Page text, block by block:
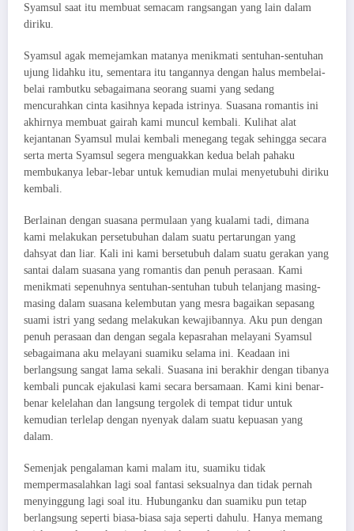
Syamsul saat itu membuat semacam rangsangan yang lain dalam
diriku.
Syamsul agak memejamkan matanya menikmati sentuhan-sentuhan
ujung lidahku itu, sementara itu tangannya dengan halus membelai-
belai rambutku sebagaimana seorang suami yang sedang
mencurahkan cinta kasihnya kepada istrinya. Suasana romantis ini
akhirnya membuat gairah kami muncul kembali. Kulihat alat
kejantanan Syamsul mulai kembali menegang tegak sehingga secara
serta merta Syamsul segera menguakkan kedua belah pahaku
membukanya lebar-lebar untuk kemudian mulai menyetubuhi diriku
kembali.
Berlainan dengan suasana permulaan yang kualami tadi, dimana
kami melakukan persetubuhan dalam suatu pertarungan yang
dahsyat dan liar. Kali ini kami bersetubuh dalam suatu gerakan yang
santai dalam suasana yang romantis dan penuh perasaan. Kami
menikmati sepenuhnya sentuhan-sentuhan tubuh telanjang masing-
masing dalam suasana kelembutan yang mesra bagaikan sepasang
suami istri yang sedang melakukan kewajibannya. Aku pun dengan
penuh perasaan dan dengan segala kepasrahan melayani Syamsul
sebagaimana aku melayani suamiku selama ini. Keadaan ini
berlangsung sangat lama sekali. Suasana ini berakhir dengan tibanya
kembali puncak ejakulasi kami secara bersamaan. Kami kini benar-
benar kelelahan dan langsung tergolek di tempat tidur untuk
kemudian terlelap dengan nyenyak dalam suatu kepuasan yang
dalam.
Semenjak pengalaman kami malam itu, suamiku tidak
mempermasalahkan lagi soal fantasi seksualnya dan tidak pernah
menyinggung lagi soal itu. Hubunganku dan suamiku pun tetap
berlangsung seperti biasa-biasa saja seperti dahulu. Hanya memang